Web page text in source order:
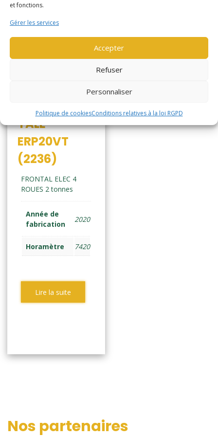
et fonctions.
Gérer les services
Accepter
Refuser
Personnaliser
Politique de cookiesConditions relatives à la loi RGPD
YALE
ERP20VT
(2236)
FRONTAL ELEC 4
ROUES 2 tonnes
Année de
fabrication
2020
Horamètre 7420
Lire la suite
Nos partenaires